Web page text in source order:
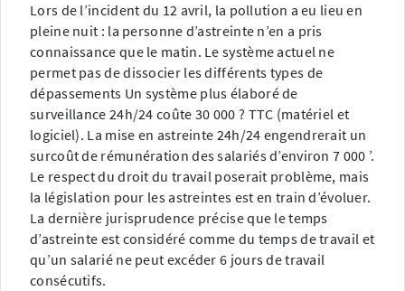
Lors de l’incident du 12 avril, la pollution a eu lieu en
pleine nuit : la personne d’astreinte n’en a pris
connaissance que le matin. Le système actuel ne
permet pas de dissocier les différents types de
dépassements Un système plus élaboré de
surveillance 24h/24 coûte 30 000 ? TTC (matériel et
logiciel). La mise en astreinte 24h/24 engendrerait un
surcoût de rémunération des salariés d’environ 7 000 ’.
Le respect du droit du travail poserait problème, mais
la législation pour les astreintes est en train d’évoluer.
La dernière jurisprudence précise que le temps
d’astreinte est considéré comme du temps de travail et
qu’un salarié ne peut excéder 6 jours de travail
consécutifs.